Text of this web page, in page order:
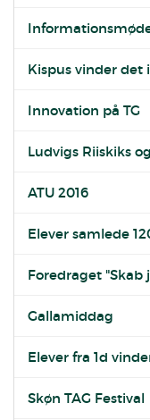
Kispus vinder det
Innovation på TG
Ludvigs Riiskiks
ATU 2016
Elever samlede
Foredraget "Skab
Gallamiddag
Elever fra 1d
Skøn TAG Festival